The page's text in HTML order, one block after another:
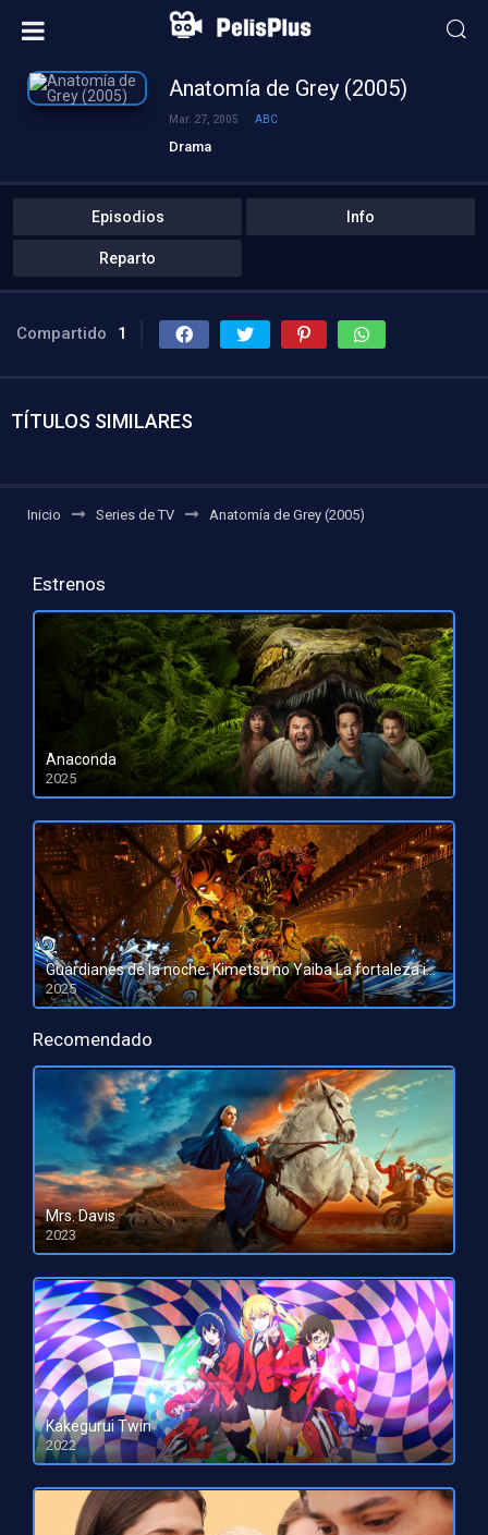
Anatomía de Grey (2005)
Mar. 27, 2005 ABC
Drama
Episodios Info
Reparto
Compartido 1
TÍTULOS SIMILARES
Inicio Series de TV Anatomía de Grey (2005)
Estrenos
Anaconda
2025
HD 1080pHD 720p
Guardianes de la noche: Kimetsu no Yaiba La fortaleza infinita
2025
HD 1080pHD 720p
Recomendado
Mrs. Davis
2023
HD 1080pHD 720p
Kakegurui Twin
2022
HD 1080pHD 720p